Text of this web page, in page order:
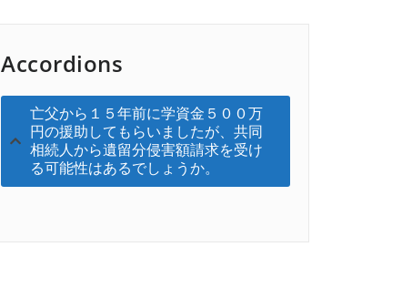
Accordions
亡父から１５年前に学資金５００万
円の援助してもらいましたが、共同
相続人から遺留分侵害額請求を受け
る可能性はあるでしょうか。